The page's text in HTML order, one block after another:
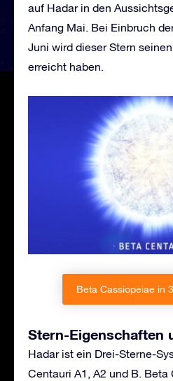
auf Hadar in den
Anfang Mai. Bei Einbruch
Juni wird dieser Stern
erreicht haben.
Beta Cassiopeiae in
Stern-Eigenschaften
Hadar ist ein Drei-Sterne-
Centauri A1, A2 und B. Beta